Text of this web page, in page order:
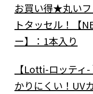
お買い得★丸い
トタッセル！【
ー】：1本入り
【Lotti-ロッティ
かりにくい！UV